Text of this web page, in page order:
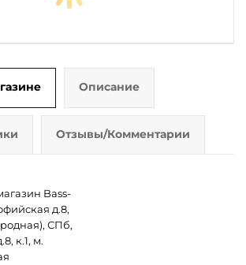
Описание
Отзывы/Комментарии
Bass-
д.8,
СПб,
к.1, м.